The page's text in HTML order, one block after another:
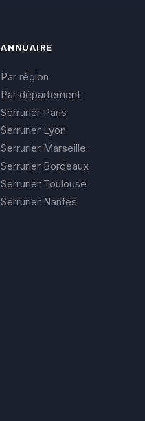
ANNUAIRE
Par région
Par département
Serrurier Paris
Serrurier Lyon
Serrurier Marseille
Serrurier Bordeaux
Serrurier Toulouse
Serrurier Nantes